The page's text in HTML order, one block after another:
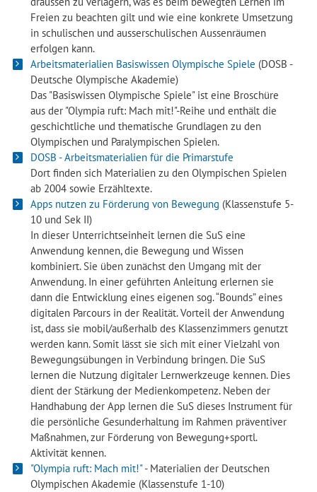
Freien zu beachten gilt und wie eine konkrete Umsetzung
in schulischen und ausserschulischen Aussenräumen
erfolgen kann.
Arbeitsmaterialien Basiswissen Olympische Spiele (DOSB -
Deutsche Olympische Akademie)
Das "Basiswissen Olympische Spiele" ist eine Broschüre
aus der "Olympia ruft: Mach mit!"-Reihe und enthält die
geschichtliche und thematische Grundlagen zu den
Olympischen und Paralympischen Spielen.
DOSB - Arbeitsmaterialien für die Primarstufe
Dort finden sich Materialien zu den Olympischen Spielen
ab 2004 sowie Erzähltexte.
Apps nutzen zu Förderung von Bewegung (Klassenstufe 5-
10 und Sek II)
In dieser Unterrichtseinheit lernen die SuS eine
Anwendung kennen, die Bewegung und Wissen
kombiniert. Sie üben zunächst den Umgang mit der
Anwendung. In einer geführten Anleitung erlernen sie
dann die Entwicklung eines eigenen sog. “Bounds” eines
digitalen Parcours in der Realität. Vorteil der Anwendung
ist, dass sie mobil/außerhalb des Klassenzimmers genutzt
werden kann. Somit lässt sie sich mit einer Vielzahl von
Bewegungsübungen in Verbindung bringen. Die SuS
lernen die Nutzung digitaler Lernwerkzeuge kennen. Dies
dient der Stärkung der Medienkompetenz. Neben der
Handhabung der App lernen die SuS dieses Instrument für
die persönliche Gesunderhaltung im Rahmen präventiver
Maßnahmen, zur Förderung von Bewegung+sportl.
Aktivität kennen.
"Olympia ruft: Mach mit!"- Materialien der Deutschen
Olympischen Akademie (Klassenstufe 1-10)